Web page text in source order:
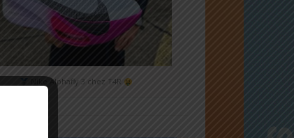
Nike Alphafly 3 chez T4R